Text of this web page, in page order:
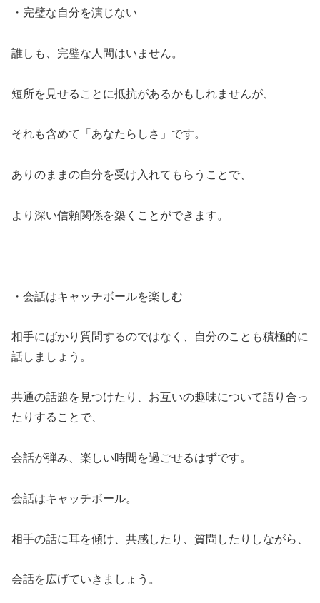
・完璧な自分を演じない
誰しも、完璧な人間はいません。
短所を見せることに抵抗があるかもしれませんが、
それも含めて「あなたらしさ」です。
ありのままの自分を受け入れてもらうことで、
より深い信頼関係を築くことができます。
・会話はキャッチボールを楽しむ
相手にばかり質問するのではなく、自分のことも積極的に
話しましょう。
共通の話題を見つけたり、お互いの趣味について語り合っ
たりすることで、
会話が弾み、楽しい時間を過ごせるはずです。
会話はキャッチボール。
相手の話に耳を傾け、共感したり、質問したりしながら、
会話を広げていきましょう。